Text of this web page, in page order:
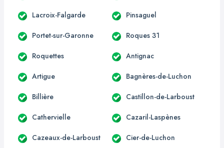
Lacroix-Falgarde Pinsaguel
Portet-sur-Garonne Roques 31
Roquettes Antignac
Artigue Bagnères-de-Luchon
Billière Castillon-de-Larboust
Cathervielle Cazaril-Laspènes
Cazeaux-de-Larboust Cier-de-Luchon